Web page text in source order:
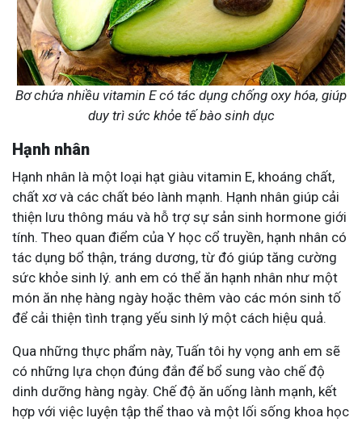
Bơ chứa nhiều vitamin E có tác dụng chống oxy hóa, giúp
duy trì sức khỏe tế bào sinh dục
Hạnh nhân
Hạnh nhân là một loại hạt giàu vitamin E, khoáng chất,
chất xơ và các chất béo lành mạnh. Hạnh nhân giúp cải
thiện lưu thông máu và hỗ trợ sự sản sinh hormone giới
tính. Theo quan điểm của Y học cổ truyền, hạnh nhân có
tác dụng bổ thận, tráng dương, từ đó giúp tăng cường
sức khỏe sinh lý. anh em có thể ăn hạnh nhân như một
món ăn nhẹ hàng ngày hoặc thêm vào các món sinh tố
để cải thiện tình trạng yếu sinh lý một cách hiệu quả.
Qua những thực phẩm này, Tuấn tôi hy vọng anh em sẽ
có những lựa chọn đúng đắn để bổ sung vào chế độ
dinh dưỡng hàng ngày. Chế độ ăn uống lành mạnh, kết
hợp với việc luyện tập thể thao và một lối sống khoa học